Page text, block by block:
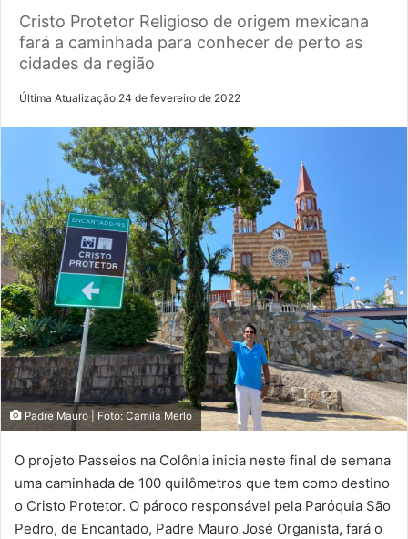
Cristo Protetor Religioso de origem mexicana
fará a caminhada para conhecer de perto as
cidades da região
Última Atualização 24 de fevereiro de 2022
Padre Mauro | Foto: Camila Merlo
O projeto Passeios na Colônia inicia neste final de semana
uma caminhada de 100 quilômetros que tem como destino
o Cristo Protetor. O pároco responsável pela Paróquia São
Pedro, de Encantado, Padre Mauro José Organista, fará o